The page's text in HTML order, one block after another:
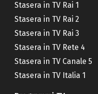
Stasera in TV Rai 1
Stasera in TV Rai 2
Stasera in TV Rai 3
Stasera in TV Rete 4
Stasera in TV Canale 5
Stasera in TV Italia 1